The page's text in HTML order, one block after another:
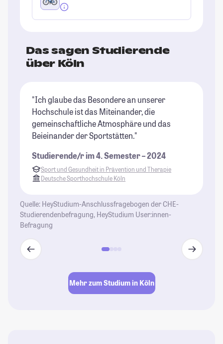
Das sagen Studierende
über Köln
"Ich glaube das Besondere an unserer
Hochschule ist das Miteinander, die
gemeinschaftliche Atmosphäre und das
Beieinander der Sportstätten."
Studierende/r im 4. Semester – 2024
Sport und Gesundheit in Prävention und Therapie
Deutsche Sporthochschule Köln
Quelle: HeyStudium-Anschlussfragebogen der CHE-
Studierendenbefragung, HeyStudium User:innen-
Befragung
Mehr zum Studium in Köln